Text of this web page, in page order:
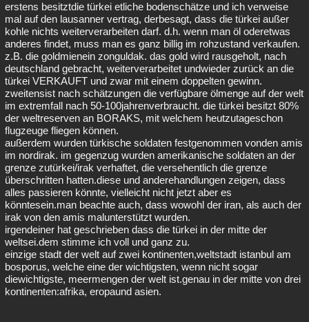
erstens besitztdie türkei etliche bodenschätze und ich verweise
mal auf den lausanner vertrag, derbesagt, dass die türkei außer
kohle nichts weiterverarbeiten darf. d.h. wenn man öl oderetwas
anderes findet, muss man es ganz billig im rohzustand verkaufen.
z.B. die goldmienein zonguldak. das gold wird rausgeholt, nach
deutschland gebracht, weiterverarbeitet undwieder zurück an die
türkei VERKAUFT und zwar mit einem doppelten gewinn.
zweitensist nach schätzungen die verfügbare ölmenge auf der welt
im extremfall nach 50-100jahrenverbraucht. die türkei besitzt 80%
der weltreserven an BORAKS, mit welchem heutzutageschon
flugzeuge fliegen können.
außerdem wurden türkische soldaten festgenommen vonden amis
im nordirak. im gegenzug wurden amerikanische soldaten an der
grenze zutürkei/irak verhaftet, die versehentlich die grenze
überschritten hatten.diese und anderehandlungen zeigen, dass
alles passieren könnte, vielleicht nicht jetzt aber es
könntesein.man beachte auch, dass wowohl der iran, als auch der
irak von den amis malunterstützt wurden.
irgendeiner hat geschrieben dass die türkei in der mitte der
weltsei.dem stimme ich voll und ganz zu.
einzige stadt der welt auf zwei kontinenten,weltstadt istanbul am
bosporus, welche eine der wichtigsten, wenn nicht sogar
diewichtigste, meermengen der welt ist.genau in der mitte von drei
kontinenten:afrika, eropaund asien.